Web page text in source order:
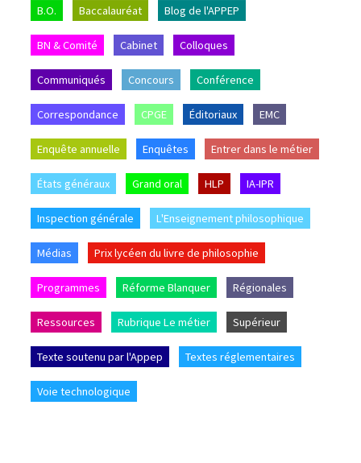
B.O. Baccalauréat Blog de l'APPEP
BN & Comité Cabinet Colloques
Communiqués Concours Conférence
Correspondance CPGE Éditoriaux EMC
Enquête annuelle Enquêtes Entrer dans le métier
États généraux Grand oral HLP IA-IPR
Inspection générale L'Enseignement philosophique
Médias Prix lycéen du livre de philosophie
Programmes Réforme Blanquer Régionales
Ressources Rubrique Le métier Supérieur
Texte soutenu par l'Appep Textes réglementaires
Voie technologique